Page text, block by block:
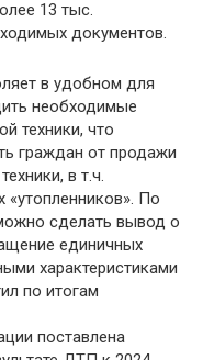
13 тыс.
документов.
в удобном для
необходимые
техники, что
граждан от продажи
в т.ч.
«утопленников». По
сделать вывод о
единичных
характеристиками
по итогам
поставлена